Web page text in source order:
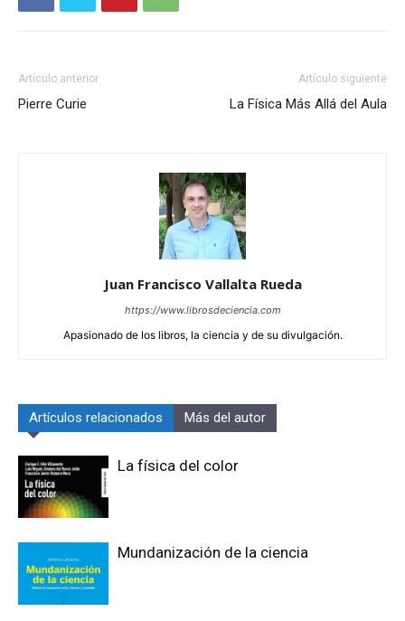
Artículo anterior
Pierre Curie
Artículo siguiente
La Física Más Allá del Aula
Juan Francisco Vallalta Rueda
https://www.librosdeciencia.com
Apasionado de los libros, la ciencia y de su divulgación.
Artículos relacionados Más del autor
La física del color
Mundanización de la ciencia